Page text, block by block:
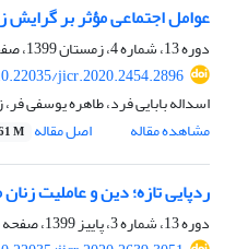
عوامل اجتماعی مؤثر بر
دوره 13، شماره 4، زمستان 1399، صفحه
jicr.2020.2454.2896
اسداله بابایی فرد، طاهره یوسفی
مشاهده مقاله
اصل مقاله M
ردپایی تازه؛ دین و عاملیت
دوره 13، شماره 3، پاییز 1399، صفحه